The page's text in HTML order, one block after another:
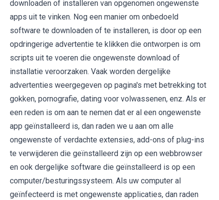
downloaden of installeren van opgenomen ongewenste
apps uit te vinken. Nog een manier om onbedoeld
software te downloaden of te installeren, is door op een
opdringerige advertentie te klikken die ontworpen is om
scripts uit te voeren die ongewenste download of
installatie veroorzaken. Vaak worden dergelijke
advertenties weergegeven op pagina's met betrekking tot
gokken, pornografie, dating voor volwassenen, enz. Als er
een reden is om aan te nemen dat er al een ongewenste
app geïnstalleerd is, dan raden we u aan om alle
ongewenste of verdachte extensies, add-ons of plug-ins
te verwijderen die geïnstalleerd zijn op een webbrowser
en ook dergelijke software die geïnstalleerd is op een
computer/besturingssysteem. Als uw computer al
geïnfecteerd is met ongewenste applicaties, dan raden